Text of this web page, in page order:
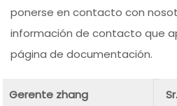
ponerse en contacto con
información de contacto que
página de documentación.
Gerente zhang